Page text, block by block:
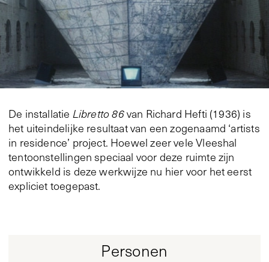
De installatie Libretto 86van Richard Hefti (1936) is
het uiteindelijke resultaat van een zogenaamd ‘artists
in residence’ project. Hoewel zeer vele Vleeshal
tentoonstellingen speciaal voor deze ruimte zijn
ontwikkeld is deze werkwijze nu hier voor het eerst
expliciet toegepast.
Personen